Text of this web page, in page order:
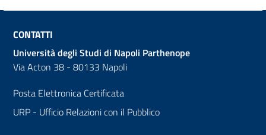
CONTATTI
Università degli Studi di Napoli Parthenope
Via Acton 38 - 80133 Napoli
Posta Elettronica Certificata
URP - Ufficio Relazioni con il Pubblico